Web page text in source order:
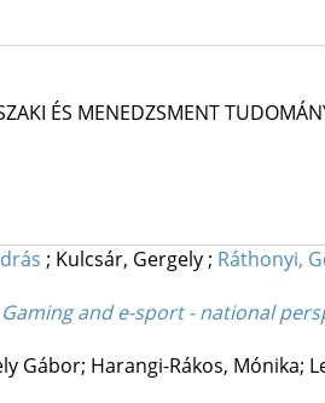
ÉS MENEDZSMENT
; Kulcsár, Gergely ; Ráthonyi,
and e-sport - national
Gábor; Harangi-Rákos, Mónika;